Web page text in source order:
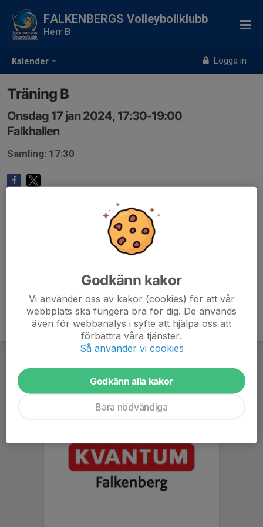
Kalender Logga in
FALKENBERGS Volleybollklubb
Herr B
Träning B
Onsdag 17 jan 2024, 17:30-19:00
Falkhallen
Samling: 17:30
Godkänn kakor
Vi använder oss av kakor (cookies) för att vår
webbplats ska fungera bra för dig. De används
även för webbanalys i syfte att hjälpa oss att
förbättra våra tjänster.
Så använder vi cookies
Godkänn alla kakor
Bara nödvändiga